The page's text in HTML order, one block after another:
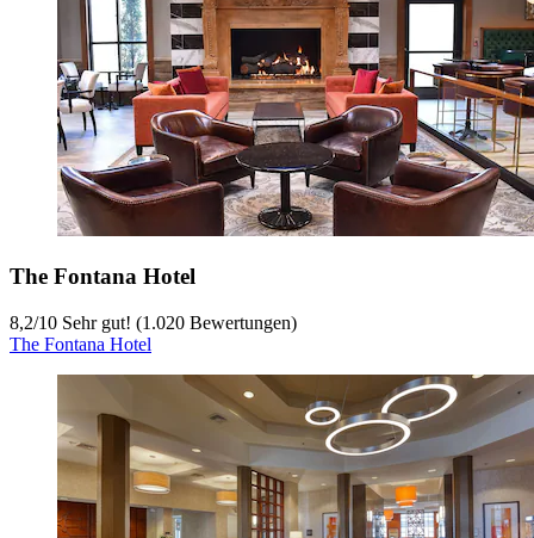
The Fontana Hotel
8,2/10 Sehr gut! (1.020 Bewertungen)
The Fontana Hotel